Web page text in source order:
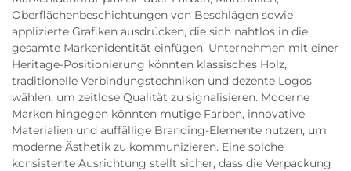
Oberflächenbeschichtungen von Beschlägen sowie
applizierte Grafiken ausdrücken, die sich nahtlos in die
gesamte Markenidentität einfügen. Unternehmen mit einer
Heritage-Positionierung könnten klassisches Holz,
traditionelle Verbindungstechniken und dezente Logos
wählen, um zeitlose Qualität zu signalisieren. Moderne
Marken hingegen könnten mutige Farben, innovative
Materialien und auffällige Branding-Elemente nutzen, um
moderne Ästhetik zu kommunizieren. Eine solche
konsistente Ausrichtung stellt sicher, dass die Verpackung